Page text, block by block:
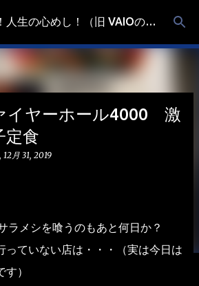
てメイン コンテンツに移動 高齢者が行く！人生の心めし！（旧 VAIOの食べ歩き）
ヤーホール4000 激
定食
12月 31, 2019
メシを喰うのもあと何日か？
っていない店は・・・（実は今日は
）